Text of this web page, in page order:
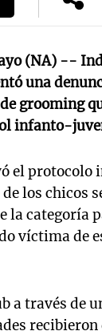
(NA) --
una
grooming
infanto-
el protocolo
los chicos
la categoría
víctima de
a través de
recibieron